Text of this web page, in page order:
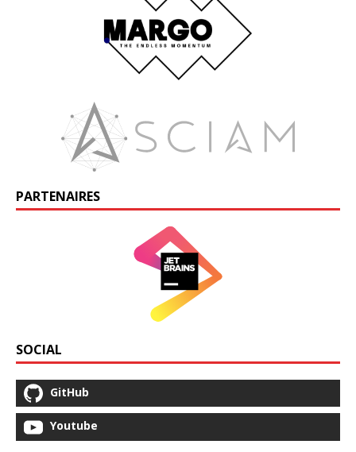
PARTENAIRES
SOCIAL
GitHub
Youtube